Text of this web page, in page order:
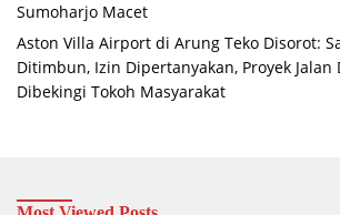
Sumoharjo Macet
Aston Villa Airport di Arung Teko Disorot:
Ditimbun, Izin Dipertanyakan, Proyek
Dibekingi Tokoh Masyarakat